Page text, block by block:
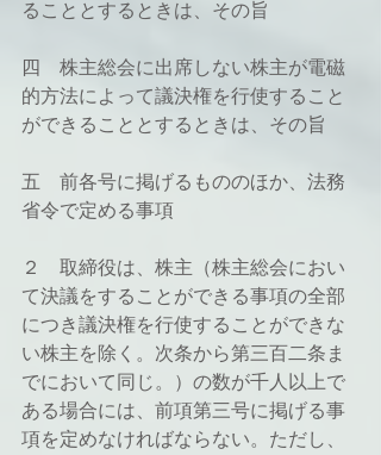
ることとするときは、その旨
四　株主総会に出席しない株主が電磁
的方法によって議決権を行使すること
ができることとするときは、その旨
五　前各号に掲げるもののほか、法務
省令で定める事項
２　取締役は、株主（株主総会におい
て決議をすることができる事項の全部
につき議決権を行使することができな
い株主を除く。次条から第三百二条ま
でにおいて同じ。）の数が千人以上で
ある場合には、前項第三号に掲げる事
項を定めなければならない。ただし、